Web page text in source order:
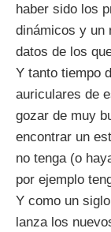
haber sido los
dinámicos y un
datos de los
Y tanto tiempo
auriculares de
gozar de muy
encontrar un
no tenga (o
por ejemplo
Y como un
lanza los